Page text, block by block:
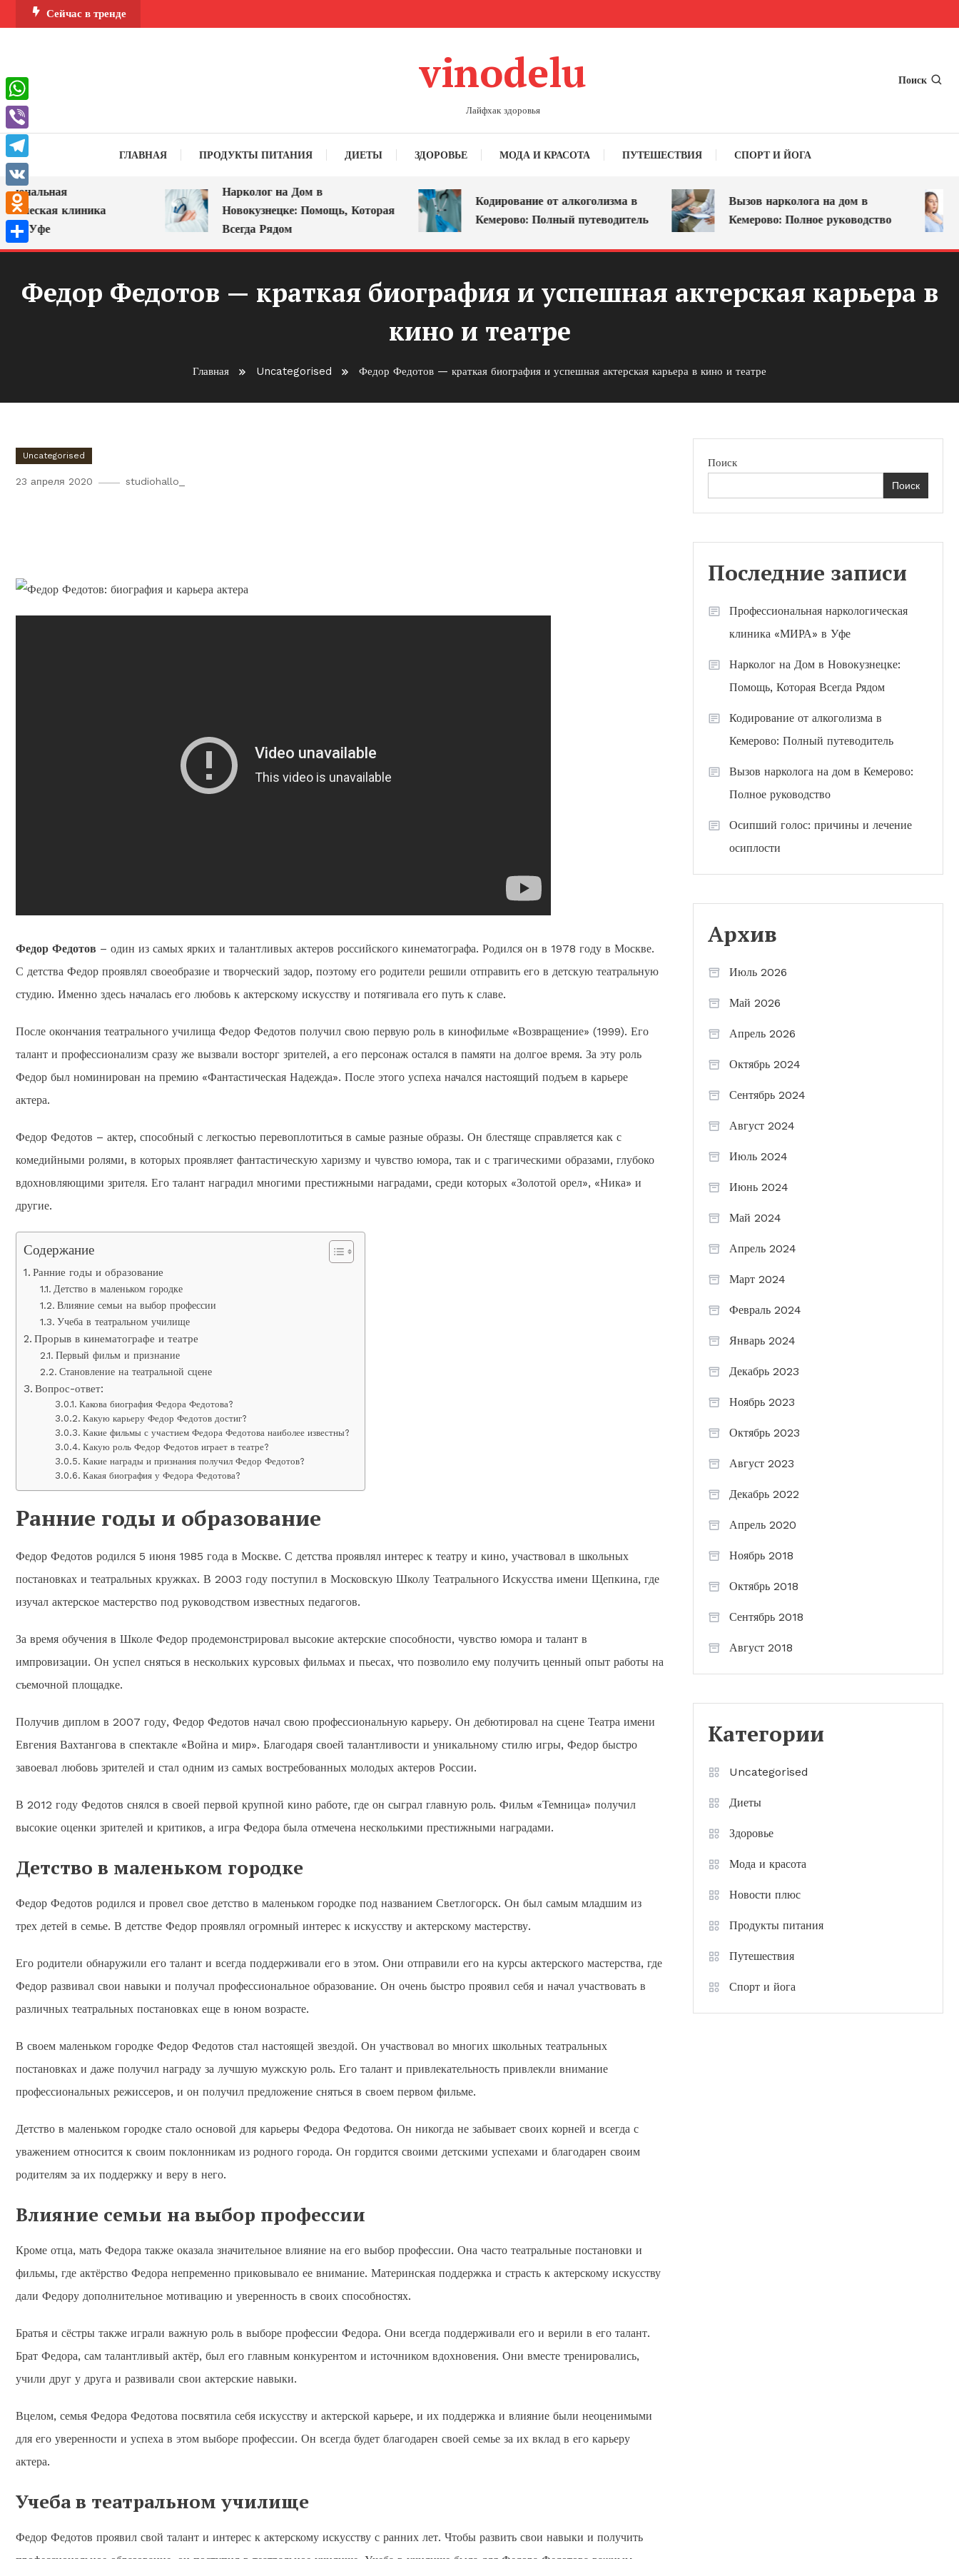
Перейти
к
Сейчас в тренде
vinodelu
Лайфхак здоровья
Поиск
ГЛАВНАЯ ПРОДУКТЫ ПИТАНИЯ ДИЕТЫ ЗДОРОВЬЕ МОДА И КРАСОТА ПУТЕШЕСТВИЯ СПОРТ И ЙОГА
клиника
Нарколог на Дом в
Новокузнецке: Помощь, Которая
Всегда Рядом
Кодирование от алкоголизма в
Кемерово: Полный путеводитель
Вызов нарколога на дом в
Кемерово: Полное руководство
Федор Федотов — краткая биография и успешная актерская карьера в
кино и театре
Главная Uncategorised Федор Федотов — краткая биография и успешная актерская карьера в кино и театре
Uncategorised
23 апреля 2020 studiohallo_
Федор Федотов – один из самых ярких и талантливых актеров российского кинематографа. Родился он в 1978 году в Москве.
С детства Федор проявлял своеобразие и творческий задор, поэтому его родители решили отправить его в детскую театральную
студию. Именно здесь началась его любовь к актерскому искусству и потягивала его путь к славе.
После окончания театрального училища Федор Федотов получил свою первую роль в кинофильме «Возвращение» (1999). Его
талант и профессионализм сразу же вызвали восторг зрителей, а его персонаж остался в памяти на долгое время. За эту роль
Федор был номинирован на премию «Фантастическая Надежда». После этого успеха начался настоящий подъем в карьере
актера.
Федор Федотов – актер, способный с легкостью перевоплотиться в самые разные образы. Он блестяще справляется как с
комедийными ролями, в которых проявляет фантастическую харизму и чувство юмора, так и с трагическими образами, глубоко
вдохновляющими зрителя. Его талант наградил многими престижными наградами, среди которых «Золотой орел», «Ника» и
другие.
Содержание
Ранние годы и образование
Детство в маленьком городке
Влияние семьи на выбор профессии
Учеба в театральном училище
Прорыв в кинематографе и театре
Первый фильм и признание
Становление на театральной сцене
Вопрос-ответ:
Какова биография Федора Федотова?
Какую карьеру Федор Федотов достиг?
Какие фильмы с участием Федора Федотова наиболее известны?
Какую роль Федор Федотов играет в театре?
Какие награды и признания получил Федор Федотов?
Какая биография у Федора Федотова?
Ранние годы и образование
Федор Федотов родился 5 июня 1985 года в Москве. С детства проявлял интерес к театру и кино, участвовал в школьных
постановках и театральных кружках. В 2003 году поступил в Московскую Школу Театрального Искусства имени Щепкина, где
изучал актерское мастерство под руководством известных педагогов.
За время обучения в Школе Федор продемонстрировал высокие актерские способности, чувство юмора и талант в
импровизации. Он успел сняться в нескольких курсовых фильмах и пьесах, что позволило ему получить ценный опыт работы на
съемочной площадке.
Получив диплом в 2007 году, Федор Федотов начал свою профессиональную карьеру. Он дебютировал на сцене Театра имени
Евгения Вахтангова в спектакле «Война и мир». Благодаря своей талантливости и уникальному стилю игры, Федор быстро
завоевал любовь зрителей и стал одним из самых востребованных молодых актеров России.
В 2012 году Федотов снялся в своей первой крупной кино работе, где он сыграл главную роль. Фильм «Темница» получил
высокие оценки зрителей и критиков, а игра Федора была отмечена несколькими престижными наградами.
Детство в маленьком городке
Федор Федотов родился и провел свое детство в маленьком городке под названием Светлогорск. Он был самым младшим из
трех детей в семье. В детстве Федор проявлял огромный интерес к искусству и актерскому мастерству.
Его родители обнаружили его талант и всегда поддерживали его в этом. Они отправили его на курсы актерского мастерства, где
Федор развивал свои навыки и получал профессиональное образование. Он очень быстро проявил себя и начал участвовать в
различных театральных постановках еще в юном возрасте.
В своем маленьком городке Федор Федотов стал настоящей звездой. Он участвовал во многих школьных театральных
постановках и даже получил награду за лучшую мужскую роль. Его талант и привлекательность привлекли внимание
профессиональных режиссеров, и он получил предложение сняться в своем первом фильме.
Детство в маленьком городке стало основой для карьеры Федора Федотова. Он никогда не забывает своих корней и всегда с
уважением относится к своим поклонникам из родного города. Он гордится своими детскими успехами и благодарен своим
родителям за их поддержку и веру в него.
Влияние семьи на выбор профессии
Кроме отца, мать Федора также оказала значительное влияние на его выбор профессии. Она часто театральные постановки и
фильмы, где актёрство Федора непременно приковывало ее внимание. Материнская поддержка и страсть к актерскому искусству
дали Федору дополнительное мотивацию и уверенность в своих способностях.
Братья и сёстры также играли важную роль в выборе профессии Федора. Они всегда поддерживали его и верили в его талант.
Брат Федора, сам талантливый актёр, был его главным конкурентом и источником вдохновения. Они вместе тренировались,
учили друг у друга и развивали свои актерские навыки.
Вцелом, семья Федора Федотова посвятила себя искусству и актерской карьере, и их поддержка и влияние были неоценимыми
для его уверенности и успеха в этом выборе профессии. Он всегда будет благодарен своей семье за их вклад в его карьеру
актера.
Учеба в театральном училище
Федор Федотов проявил свой талант и интерес к актерскому искусству с ранних лет. Чтобы развить свои навыки и получить
Поиск
Поиск
Последние записи
Профессиональная наркологическая
клиника «МИРА» в Уфе
Нарколог на Дом в Новокузнецке:
Помощь, Которая Всегда Рядом
Кодирование от алкоголизма в
Кемерово: Полный путеводитель
Вызов нарколога на дом в Кемерово:
Полное руководство
Осипший голос: причины и лечение
осиплости
Архив
Июль 2026
Май 2026
Апрель 2026
Октябрь 2024
Сентябрь 2024
Август 2024
Июль 2024
Июнь 2024
Май 2024
Апрель 2024
Март 2024
Февраль 2024
Январь 2024
Декабрь 2023
Ноябрь 2023
Октябрь 2023
Август 2023
Декабрь 2022
Апрель 2020
Ноябрь 2018
Октябрь 2018
Сентябрь 2018
Август 2018
Категории
Uncategorised
Диеты
Здоровье
Мода и красота
Новости плюс
Продукты питания
Путешествия
Спорт и йога
WhatsApp
Viber
Telegram
VK
Odnoklassniki
Отправить